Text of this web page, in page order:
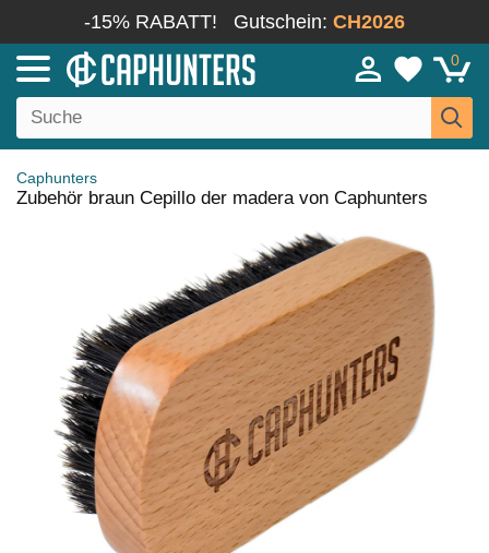
-15% RABATT! Gutschein: CH2026
0
Caphunters
Zubehör braun Cepillo der madera von Caphunters